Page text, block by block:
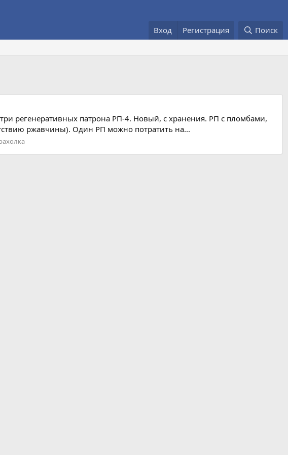
Вход Регистрация Поиск
регенеративных патрона РП-4. Новый, с хранения. РП с пломбами,
ржавчины). Один РП можно потратить на...